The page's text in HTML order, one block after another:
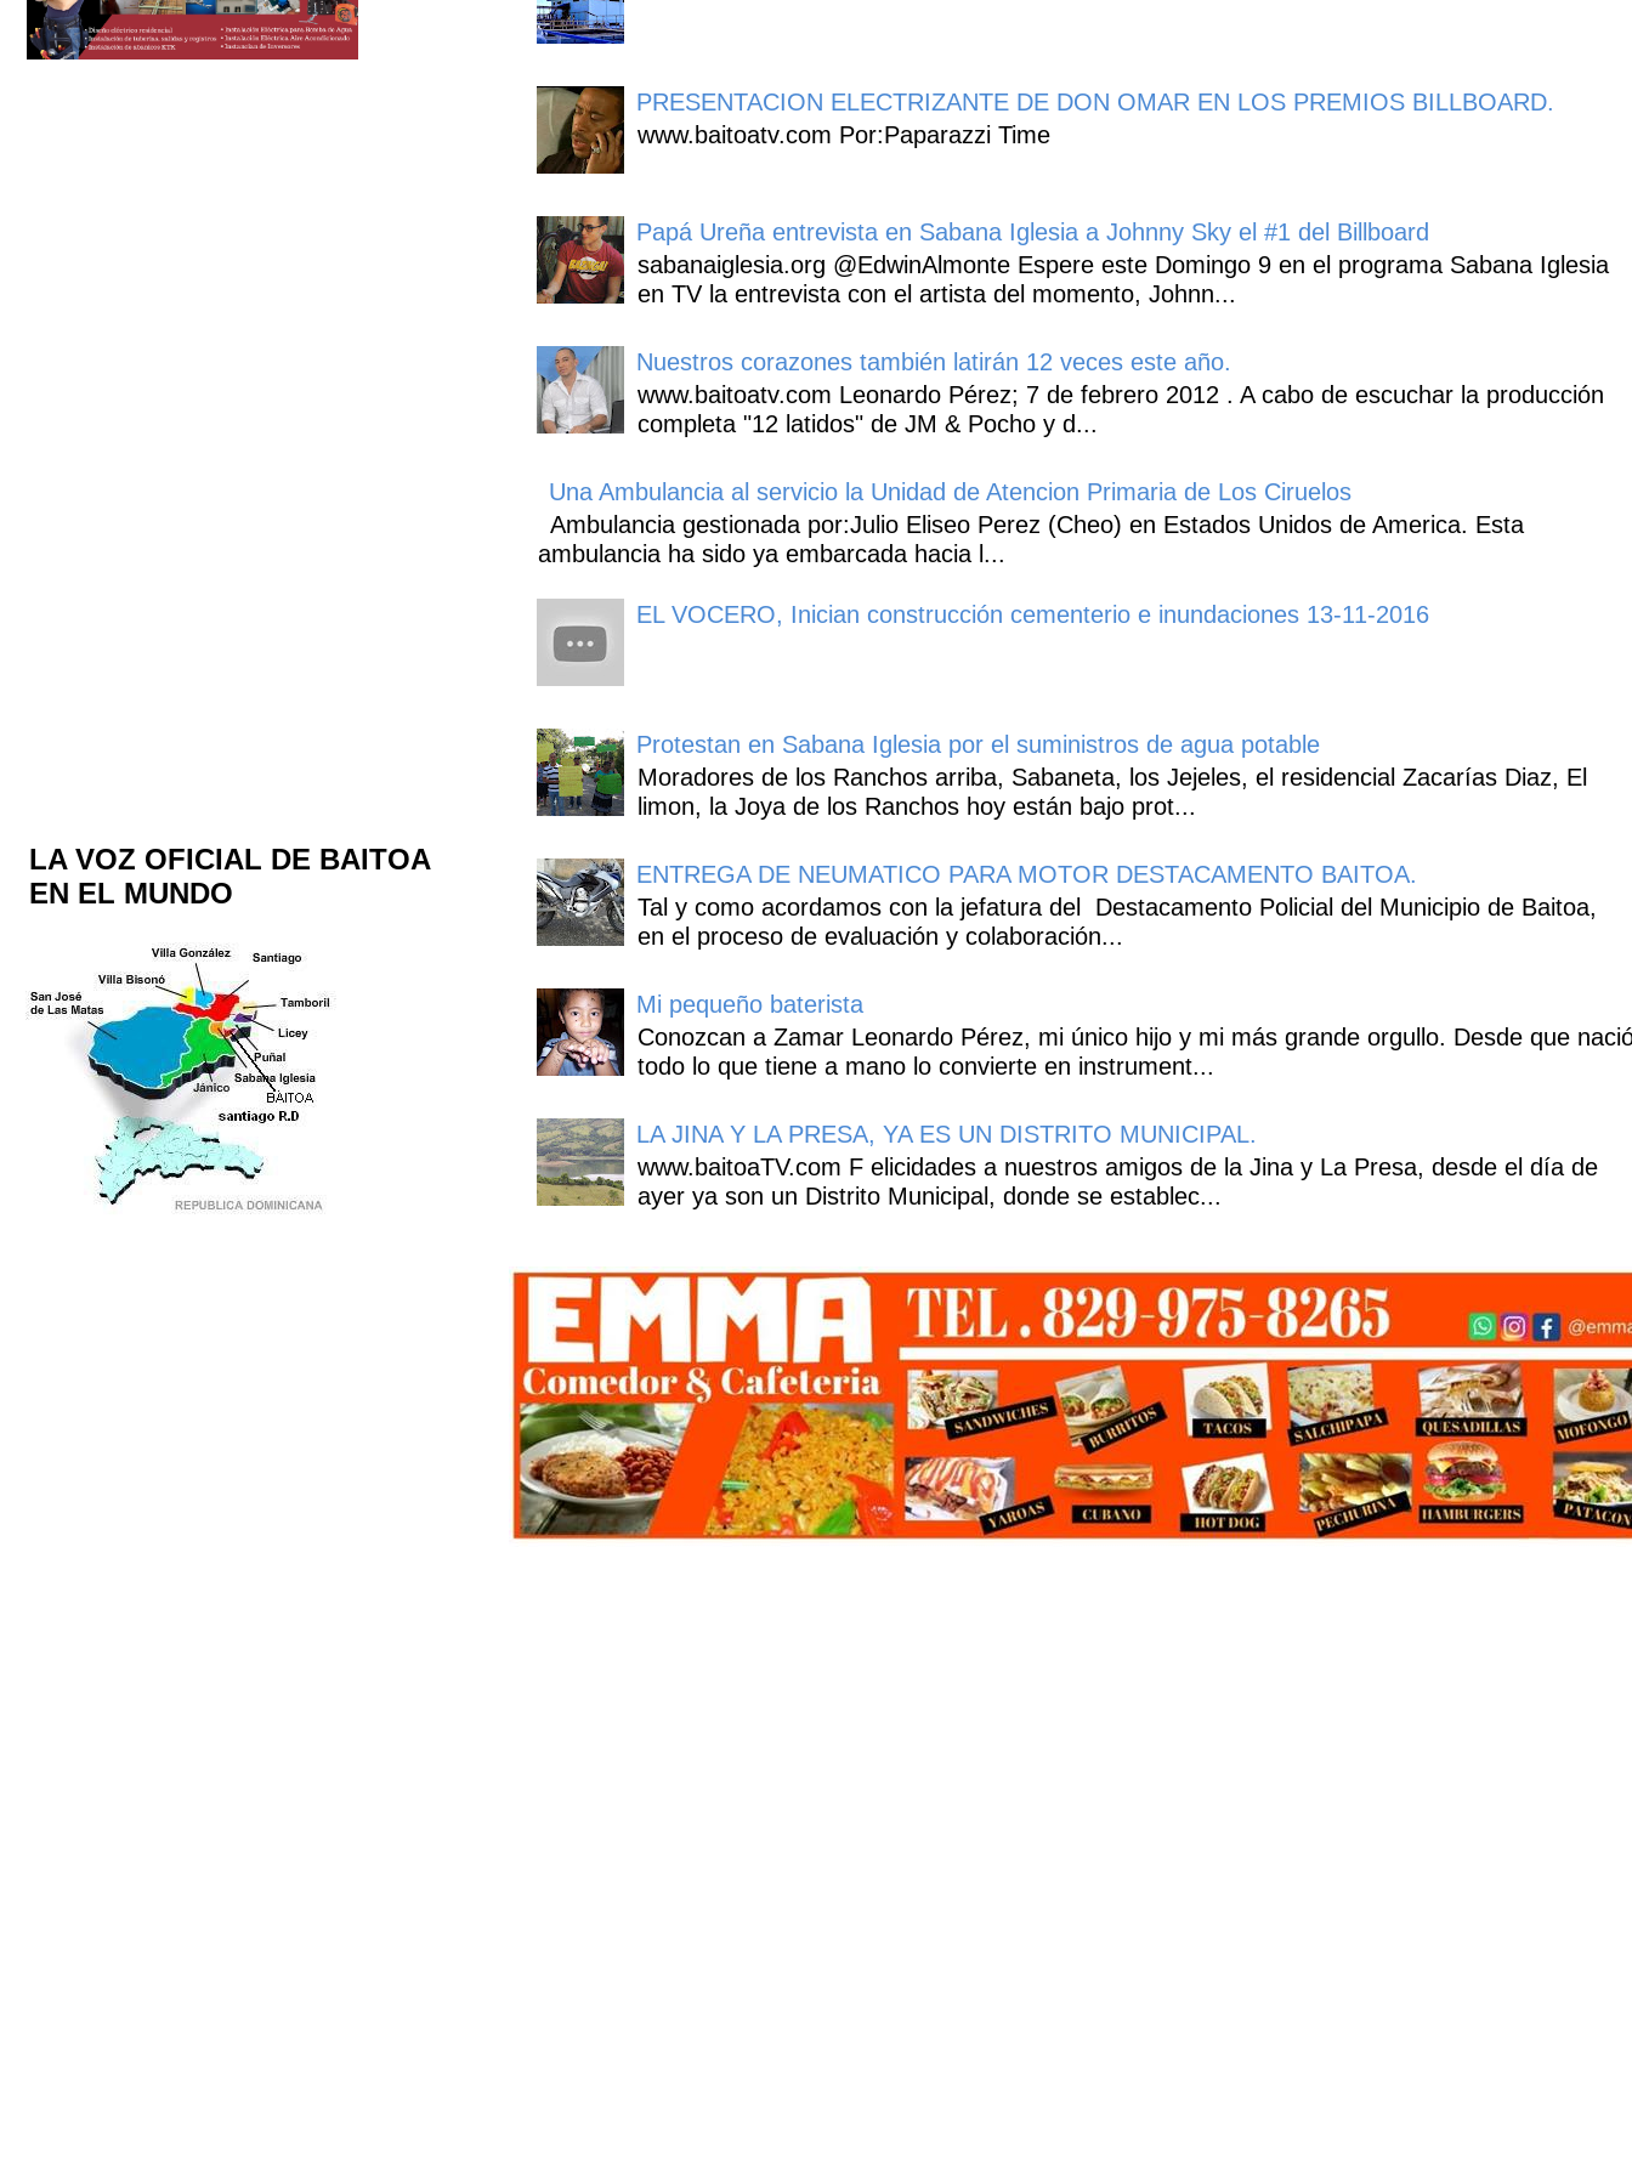
PRESENTACION ELECTRIZANTE DE DON OMAR EN LOS PREMIOS BILLBOARD.
www.baitoatv.com Por:Paparazzi Time
Papá Ureña entrevista en Sabana Iglesia a Johnny Sky el #1 del Billboard
sabanaiglesia.org @EdwinAlmonte Espere este Domingo 9 en el programa Sabana Iglesia
en TV la entrevista con el artista del momento, Johnn...
Nuestros corazones también latirán 12 veces este año.
www.baitoatv.com Leonardo Pérez; 7 de febrero 2012 . A cabo de escuchar la producción
completa "12 latidos" de JM & Pocho y d...
Una Ambulancia al servicio la Unidad de Atencion Primaria de Los Ciruelos
Ambulancia gestionada por:Julio Eliseo Perez (Cheo) en Estados Unidos de America. Esta
ambulancia ha sido ya embarcada hacia l...
EL VOCERO, Inician construcción cementerio e inundaciones 13-11-2016
Protestan en Sabana Iglesia por el suministros de agua potable
Moradores de los Ranchos arriba, Sabaneta, los Jejeles, el residencial Zacarías Diaz, El
limon, la Joya de los Ranchos hoy están bajo prot...
ENTREGA DE NEUMATICO PARA MOTOR DESTACAMENTO BAITOA.
Tal y como acordamos con la jefatura del Destacamento Policial del Municipio de Baitoa,
en el proceso de evaluación y colaboración...
Mi pequeño baterista
Conozcan a Zamar Leonardo Pérez, mi único hijo y mi más grande orgullo. Desde que
todo lo que tiene a mano lo convierte en instrument...
LA JINA Y LA PRESA, YA ES UN DISTRITO MUNICIPAL.
www.baitoaTV.com F elicidades a nuestros amigos de la Jina y La Presa, desde el día de
ayer ya son un Distrito Municipal, donde se establec...
LA VOZ OFICIAL DE BAITOA
EN EL MUNDO